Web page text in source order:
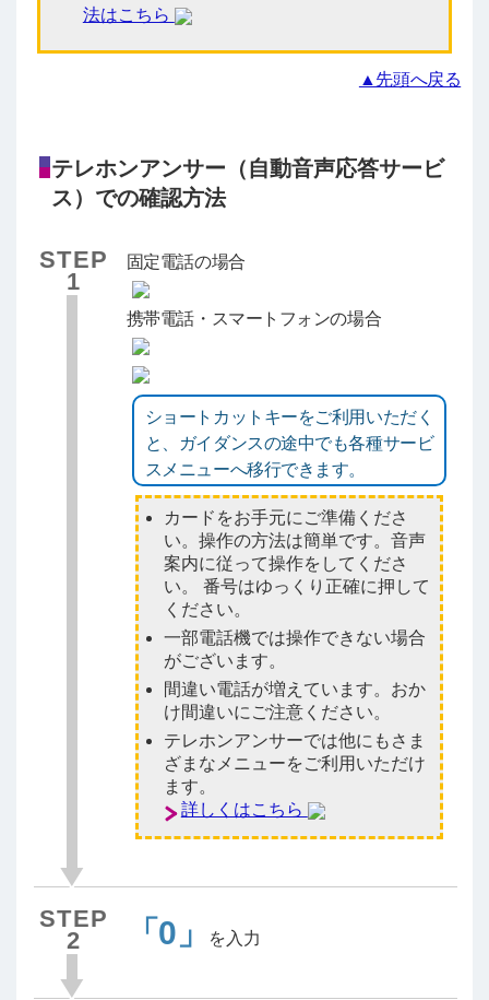
法はこちら
▲先頭へ戻る
テレホンアンサー（自動音声応答サービ
ス）での確認方法
STEP
1
固定電話の場合
携帯電話・スマートフォンの場合
ショートカットキーをご利用いただく
と、ガイダンスの途中でも各種サービ
スメニューへ移行できます。
カードをお手元にご準備くださ
い。操作の方法は簡単です。音声
案内に従って操作をしてくださ
い。 番号はゆっくり正確に押して
ください。
一部電話機では操作できない場合
がございます。
間違い電話が増えています。おか
け間違いにご注意ください。
テレホンアンサーでは他にもさま
ざまなメニューをご利用いただけ
ます。
詳しくはこちら
STEP
2
「0」 を入力